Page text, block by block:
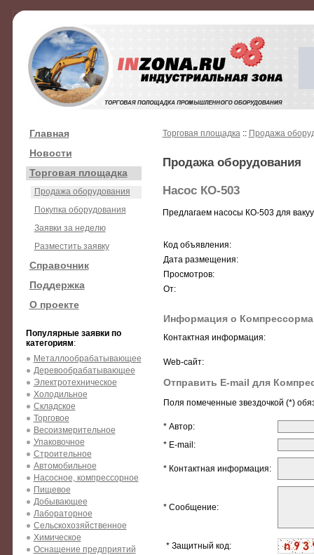
Главная
Новости
Торговая площадка
Продажа оборудования
Покупка оборудования
Заявки за неделю
Разместить заявку
Справочник
Поддержка
О проекте
Популярные заявки по
категориям:
Металлообрабатывающее
Деревообрабатывающее
Электротехническое
Холодильное
Складское
Торговое
Весоизмерительное
Упаковочное
Строительное
Автомобильное
Насосное, компрессорное
Пищевое
Добывающее
Лабораторное
Сельскохозяйственное
Химическое
Оснащение предприятий
Торговая площадка:: Продажа
Продажа оборудования
Насос КО-503
Предлагаем насосы КО-503 для
Код объявления:
Дата размещения:
Просмотров:
От:
Информация о
Контактная информация:
Web-сайт:
Отправить E-mail для
Поля помеченные звездочкой (*)
* Автор:
* E-mail:
* Контактная информация:
* Сообщение:
* Защитный код: